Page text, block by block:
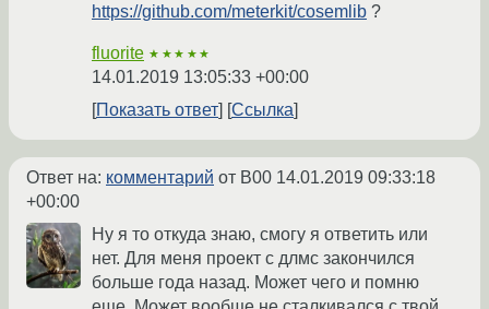
https://github.com/meterkit/cosemlib ?
fluorite ★★★★★
14.01.2019 13:05:33 +00:00
Показать ответ
Ссылка
Ответ на: комментарий от B00 14.01.2019 09:33:18
+00:00
Ну я то откуда знаю, смогу я ответить или
нет. Для меня проект с длмс закончился
больше года назад. Может чего и помню